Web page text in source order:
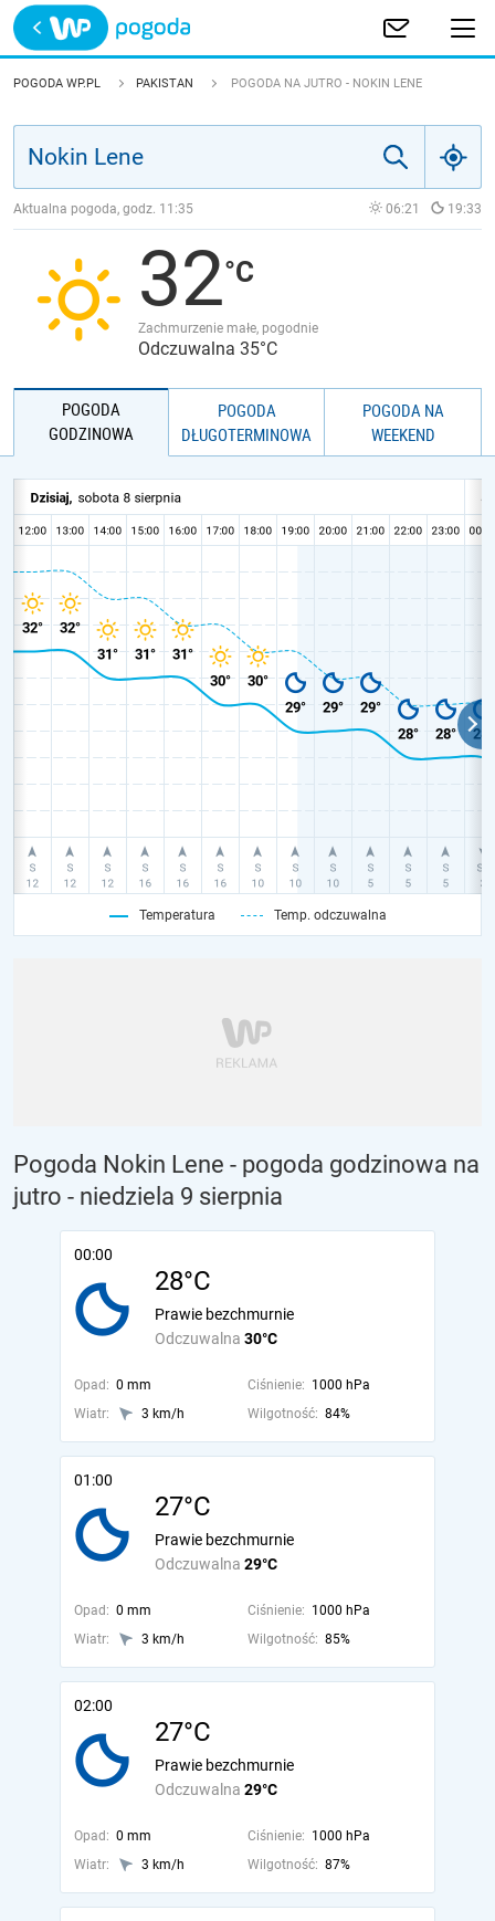
Trwa ładowanie
POLSKA
JAKOŚĆ POWIETRZA
POGODA WP.PL PAKISTAN POGODA NA JUTRO - NOKIN LENE
Aktualna pogoda, godz. 11:35 06:21 19:33
32
Zachmurzenie małe, pogodnie
Odczuwalna 35°C
POGODA
GODZINOWA
POGODA
DŁUGOTERMINOWA
POGODA NA
WEEKEND
Temperatura Temp. odczuwalna
Pogoda Nokin Lene - pogoda godzinowa na
jutro - niedziela 9 sierpnia
00:00
28°C
Odczuwalna 30°C
Prawie bezchmurnie
Opad: 0 mm Ciśnienie: 1000 hPa
Wiatr:
3 km/h Wilgotność: 84%
01:00
27°C
Odczuwalna 29°C
Prawie bezchmurnie
Opad: 0 mm Ciśnienie: 1000 hPa
Wiatr:
3 km/h Wilgotność: 85%
02:00
27°C
Odczuwalna 29°C
Prawie bezchmurnie
Opad: 0 mm Ciśnienie: 1000 hPa
Wiatr:
3 km/h Wilgotność: 87%